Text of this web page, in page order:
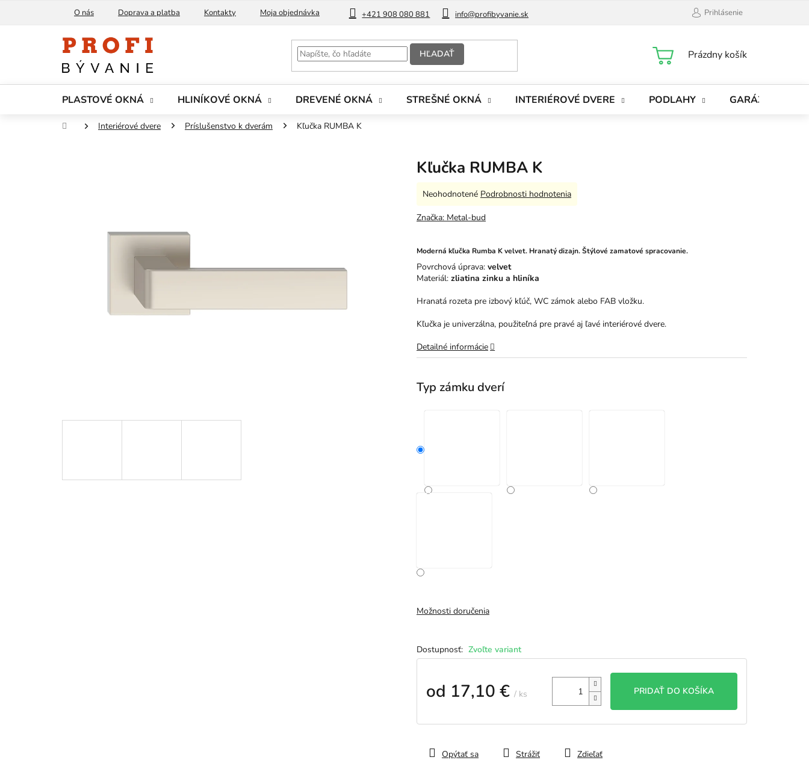
+421 908 080 881 info@profibyvanie.sk
O nás Doprava a platba Kontakty Moja objednávka Blog Prihlásenie
HĽADAŤ
NÁKUPNÝ
Prázdny košík
PLASTOVÉ OKNÁ HLINÍKOVÉ OKNÁ DREVENÉ OKNÁ STREŠNÉ OKNÁ INTERIÉROVÉ DVERE PODLAHY GARÁŽOVÉ
DomovInteriérové dvere Príslušenstvo k dverám Kľučka RUMBA K
Kľučka RUMBA K
Zvoľte variant
Typ zámku dverí
Možnosti doručenia
od 17,10 € / ks
cena:
PRIDAŤ DO KOŠÍKA
Moderná kľučka Rumba K velvet. Hranatý dizajn. Štýlové zamatové spracovanie.
Povrchová úprava: velvet
Materiál: zliatina zinku a hliníka
Hranatá rozeta pre izbový kľúč, WC zámok alebo FAB vložku.
Kľučka je univerzálna, použiteľná pre pravé aj ľavé interiérové dvere.
Detailné informácie
Opýtať sa Strážiť Zdieľať
Priemerné
produktu
z
hviezdičiek.
Neohodnotené Podrobnosti hodnotenia
Značka: Metal-bud